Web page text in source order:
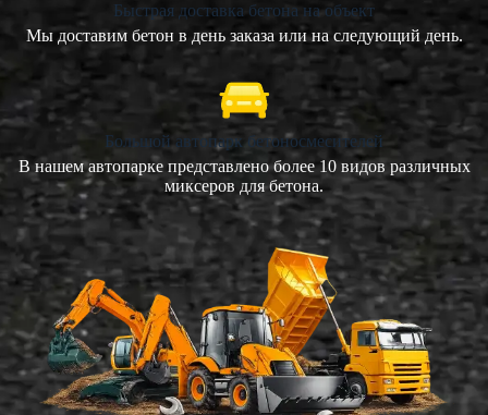
Быстрая доставка бетона на объект
Мы доставим бетон в день заказа или на следующий день.
Большой автопарк бетоносмесителей
В нашем автопарке представлено более 10 видов различных
миксеров для бетона.